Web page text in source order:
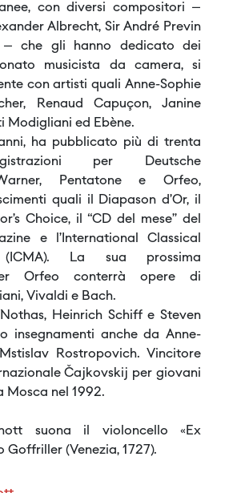
con diversi compositori –
Albrecht, Sir André Previn
– che gli hanno dedicato dei
musicista da camera, si
con artisti quali Anne-Sophie
Renaud Capuçon, Janine
Modigliani ed Ebène.
ha pubblicato più di trenta
per Deutsche
Pentatone e Orfeo,
quali il Diapason d’Or, il
Choice, il “CD del mese” del
e l’International Classical
La sua prossima
Orfeo conterrà opere di
Vivaldi e Bach.
Heinrich Schiff e Steven
insegnamenti anche da Anne-
Rostropovich. Vincitore
Čajkovskij per giovani
Mosca nel 1992.
suona il violoncello «Ex
Goffriller (Venezia, 1727).